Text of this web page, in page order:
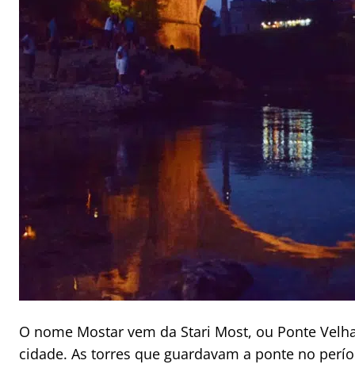
O nome Mostar vem da Stari Most, ou Ponte
cidade. As torres que guardavam a ponte no